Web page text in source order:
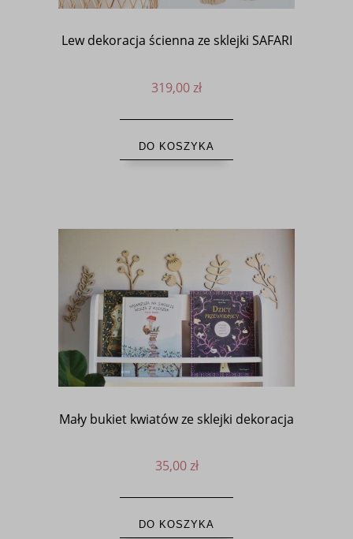
Lew dekoracja ścienna ze sklejki SAFARI
319,00 zł
DO KOSZYKA
Mały bukiet kwiatów ze sklejki dekoracja
35,00 zł
DO KOSZYKA